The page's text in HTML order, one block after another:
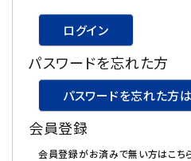
お菓子
酒類
日用品
ログイン
パスワードを忘れた方
パスワードを忘れた方
会員登録
会員登録がお済みで無い方はこち